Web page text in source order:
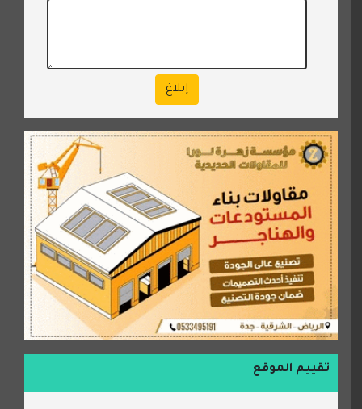
إبلاغ
تقييم الموقع